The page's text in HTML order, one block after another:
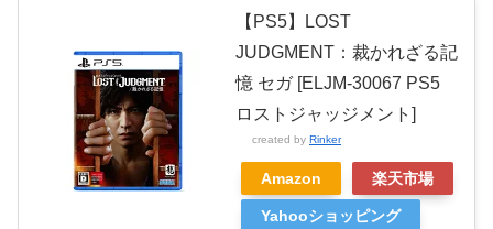
【PS5】LOST
JUDGMENT：裁かれざる記
憶 セガ [ELJM-30067 PS5
ロストジャッジメント]
created by Rinker
Amazon 楽天市場
Yahooショッピング